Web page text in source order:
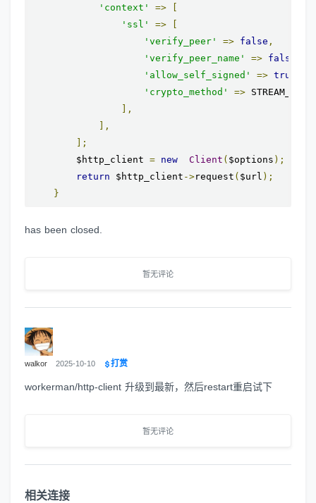
'context'
=>
'ssl'
=>
'verify_peer'
=> false ,
'verify_peer_name'
=> false
'allow_self_signed'
=> true
'crypto_method'
=>
],
],
];
        $http_client
= new Client ( $options );
return $http_client ->request ( $url );
}
has been closed.
暂无评论
walkor 2025-10-10 打赏
workerman/http-client 升级到最新，然后restart重启试下
暂无评论
相关连接